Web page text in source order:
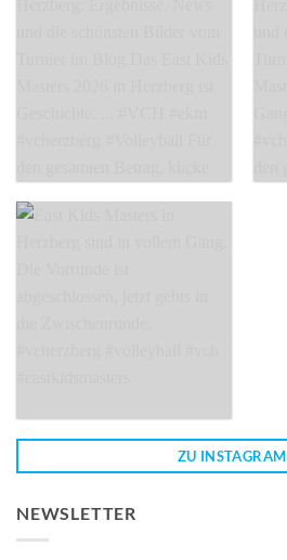
ZU INSTAGRAM
NEWSLETTER